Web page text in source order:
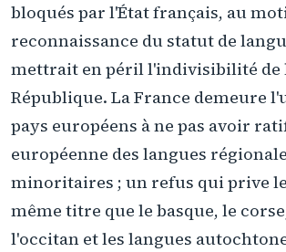
bloqués par l'État français, au
reconnaissance du statut de
mettrait en péril l'indivisibilité de
République. La France demeure
pays européens à ne pas avoir
européenne des langues
minoritaires ; un refus qui prive
même titre que le basque, le
l'occitan et les langues